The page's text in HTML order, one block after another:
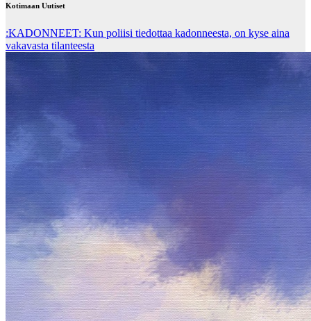
Kotimaan Uutiset
:KADONNEET: Kun poliisi tiedottaa kadonneesta, on kyse aina
vakavasta tilanteesta